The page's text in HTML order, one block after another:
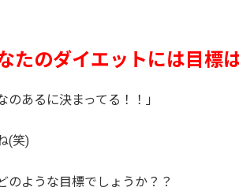
なたのダイエットには目標
のあるに決まってる！！」
(笑)
のような目標でしょうか？？